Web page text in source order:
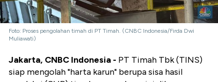
Foto: Proses pengolahan timah di PT Timah. (CNBC Indonesia/Firda Dwi
Muliawati)
Jakarta, CNBC Indonesia - PT Timah Tbk (TINS)
siap mengolah "harta karun" berupa sisa hasil